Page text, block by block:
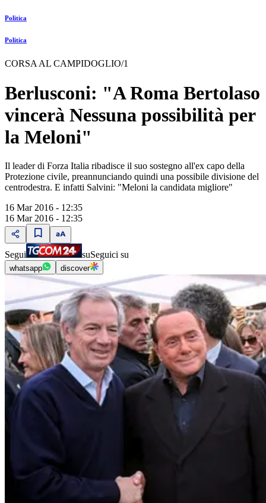
Politica
Politica
CORSA AL CAMPIDOGLIO/1
Berlusconi: "A Roma Bertolaso
vincerà Nessuna possibilità per
la Meloni"
Il leader di Forza Italia ribadisce il suo sostegno all'ex capo della
Protezione civile, preannunciando quindi una possibile divisione del
centrodestra. E infatti Salvini: "Meloni la candidata migliore"
16 Mar 2016 - 12:35
16 Mar 2016 - 12:35
Segui suSeguici su
whatsapp discover